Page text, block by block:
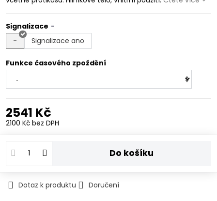
Signalizace
-
Signalizace ano
Funkce časového zpoždění
2541 Kč
2100 Kč bez DPH
Do košíku
Dotaz k produktu Doručení